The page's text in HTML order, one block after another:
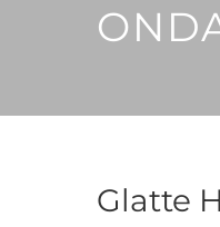
Glatte